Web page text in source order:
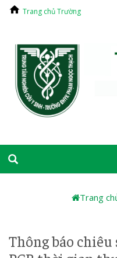
Trang chủ Trường
Trang
Thông báo